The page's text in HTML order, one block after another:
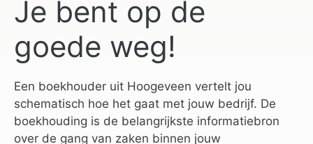
Je bent op de
goede weg!
Een boekhouder uit Hoogeveen vertelt jou
schematisch hoe het gaat met jouw bedrijf. De
boekhouding is de belangrijkste informatiebron
over de gang van zaken binnen jouw